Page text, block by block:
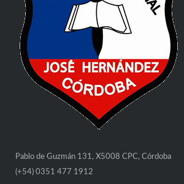
Pablo de Guzmán 131, X5008 CPC, Córdoba
(+54) 0351 477 1912